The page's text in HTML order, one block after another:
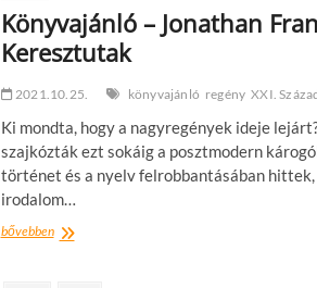
Könyvajánló – Jonathan
Keresztutak
2021.10.25. könyvajánló regény XXI.
Ki mondta, hogy a nagyregények ideje
szajkózták ezt sokáig a posztmodern
történet és a nyelv felrobbantásában
irodalom…
bővebbenKönyvajánló